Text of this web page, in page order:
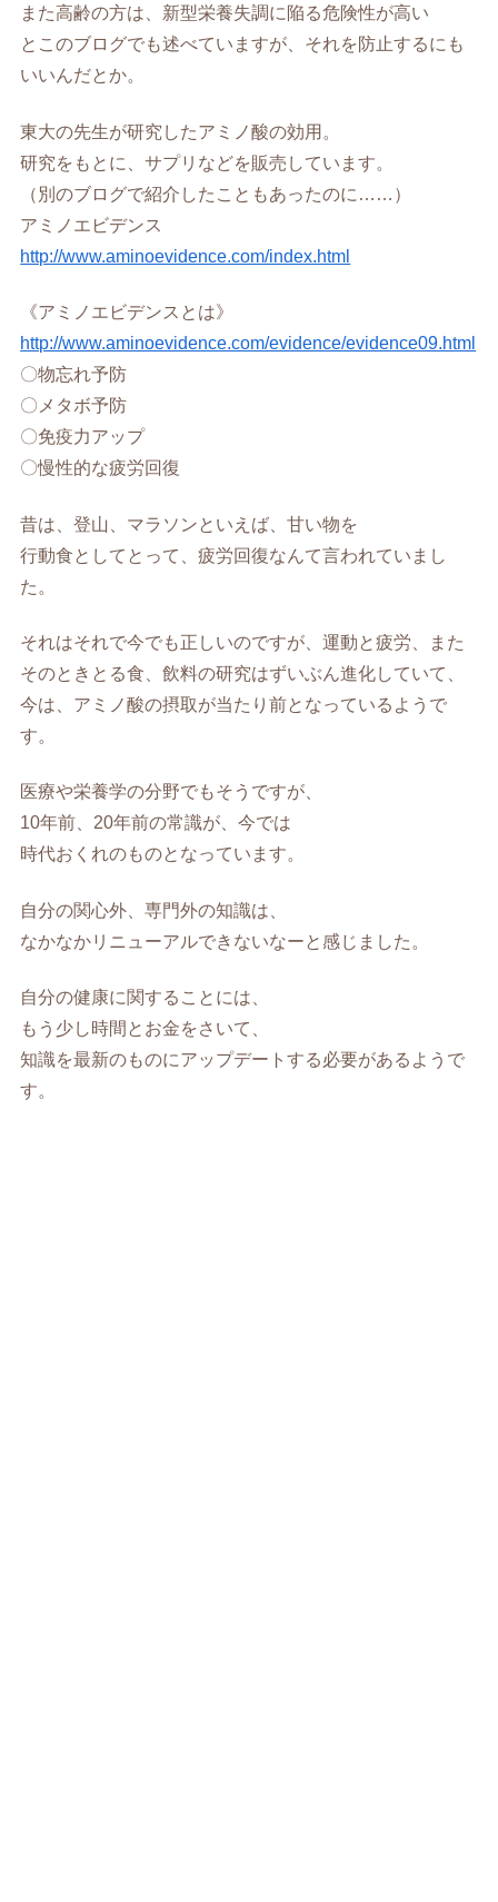
また高齢の方は、新型栄養失調に陥る危険性が高い
とこのブログでも述べていますが、それを防止するにも
いいんだとか。
東大の先生が研究したアミノ酸の効用。
研究をもとに、サプリなどを販売しています。
（別のブログで紹介したこともあったのに……）
アミノエビデンス
http://www.aminoevidence.com/index.html
《アミノエビデンスとは》
http://www.aminoevidence.com/evidence/evidence09.html
〇物忘れ予防
〇メタボ予防
〇免疫力アップ
〇慢性的な疲労回復
昔は、登山、マラソンといえば、甘い物を
行動食としてとって、疲労回復なんて言われていまし
た。
それはそれで今でも正しいのですが、運動と疲労、また
そのときとる食、飲料の研究はずいぶん進化していて、
今は、アミノ酸の摂取が当たり前となっているようで
す。
医療や栄養学の分野でもそうですが、
10年前、20年前の常識が、今では
時代おくれのものとなっています。
自分の関心外、専門外の知識は、
なかなかリニューアルできないなーと感じました。
自分の健康に関することには、
もう少し時間とお金をさいて、
知識を最新のものにアップデートする必要があるようで
す。